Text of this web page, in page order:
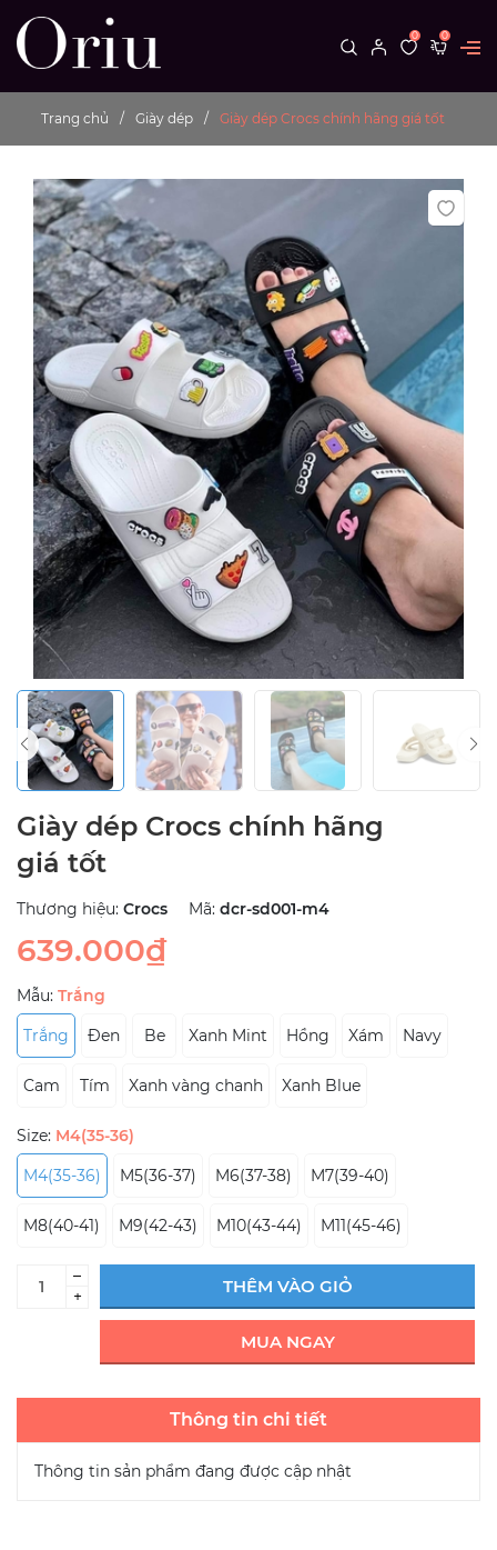
0 0
Trang chủ Giày dép Giày dép Crocs chính hãng giá tốt
Giày dép Crocs chính hãng
giá tốt
Thương hiệu: Crocs Mã: dcr-sd001-m4
639.000₫
Mẫu: Trắng
Trắng
Đen Be Xanh Mint Hồng Xám Navy
Cam Tím Xanh vàng chanh Xanh Blue
Size: M4(35-36)
M4(35-36)
M5(36-37) M6(37-38) M7(39-40)
M8(40-41) M9(42-43) M10(43-44) M11(45-46)
–
+
THÊM VÀO GIỎ
MUA NGAY
Thông tin chi tiết
Thông tin sản phẩm đang được cập nhật